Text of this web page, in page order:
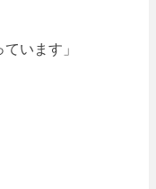
います」